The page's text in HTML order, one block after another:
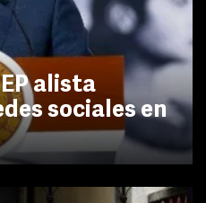
alista
sociales en